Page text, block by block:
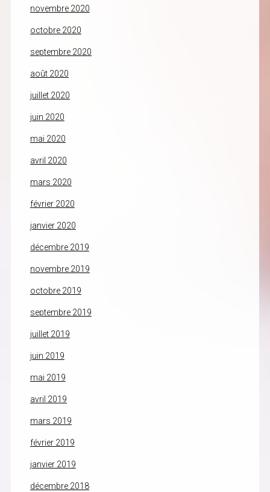
novembre 2020
octobre 2020
septembre 2020
août 2020
juillet 2020
juin 2020
mai 2020
avril 2020
mars 2020
février 2020
janvier 2020
décembre 2019
novembre 2019
octobre 2019
septembre 2019
juillet 2019
juin 2019
mai 2019
avril 2019
mars 2019
février 2019
janvier 2019
décembre 2018